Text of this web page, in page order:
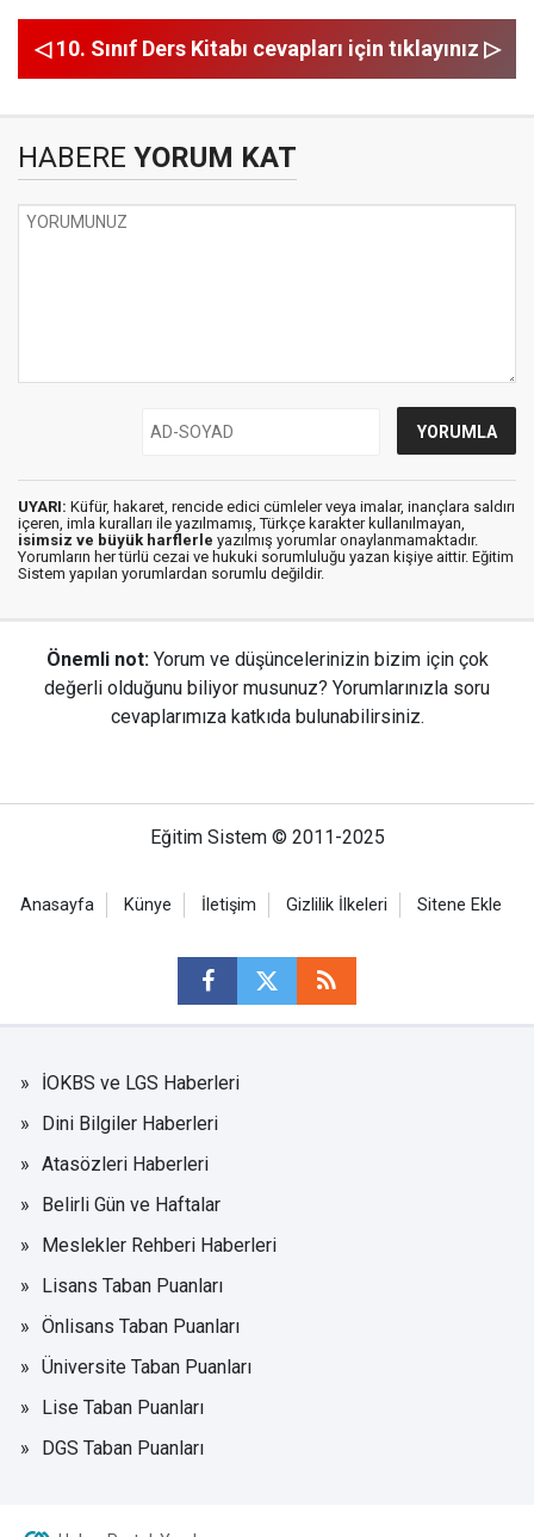
◁ 10. Sınıf Ders Kitabı cevapları için tıklayınız ▷
HABERE YORUM KAT
UYARI: Küfür, hakaret, rencide edici cümleler veya imalar, inançlara saldırı
içeren, imla kuralları ile yazılmamış, Türkçe karakter kullanılmayan,
isimsiz ve büyük harflerle yazılmış yorumlar onaylanmamaktadır.
Yorumların her türlü cezai ve hukuki sorumluluğu yazan kişiye aittir. Eğitim
Sistem yapılan yorumlardan sorumlu değildir.
Önemli not: Yorum ve düşüncelerinizin bizim için çok
değerli olduğunu biliyor musunuz? Yorumlarınızla soru
cevaplarımıza katkıda bulunabilirsiniz.
Eğitim Sistem © 2011-2025
Anasayfa Künye İletişim Gizlilik İlkeleri Sitene Ekle
İOKBS ve LGS Haberleri
Dini Bilgiler Haberleri
Atasözleri Haberleri
Belirli Gün ve Haftalar
Meslekler Rehberi Haberleri
Lisans Taban Puanları
Önlisans Taban Puanları
Üniversite Taban Puanları
Lise Taban Puanları
DGS Taban Puanları